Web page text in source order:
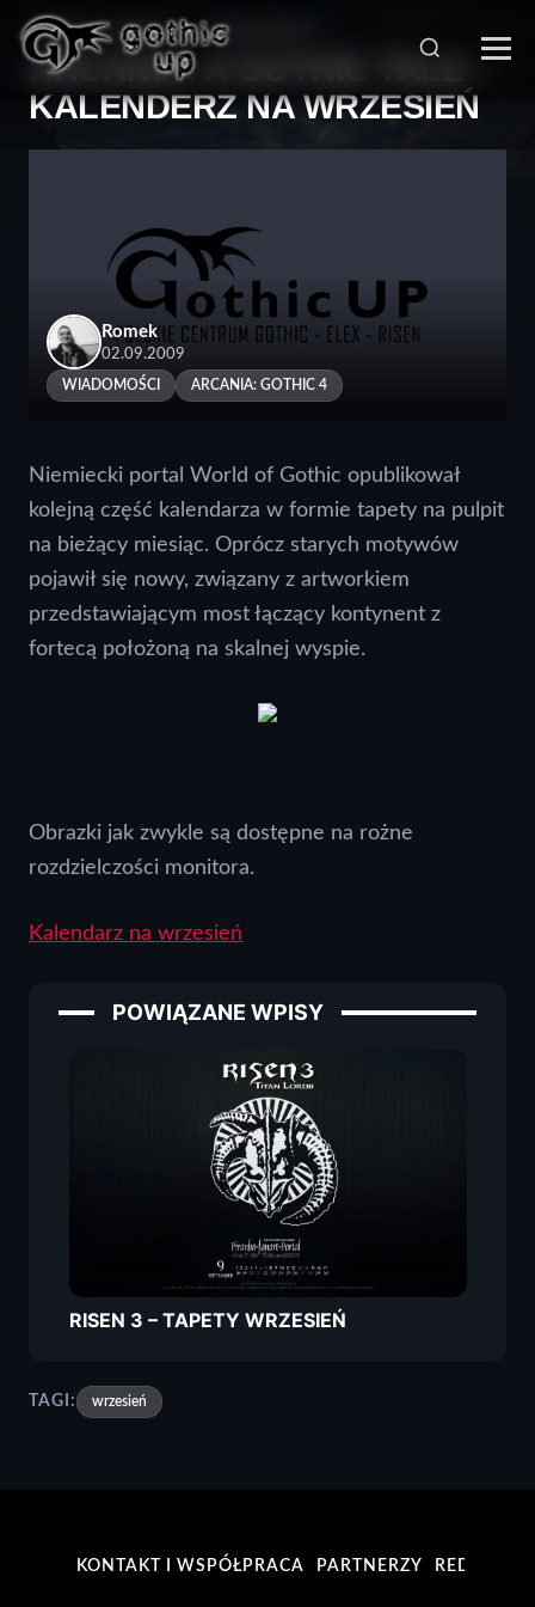
STRONA GŁÓWNA > WIADOMOŚCI
ARCANIA: A GOTHIC TALE –
KALENDERZ NA WRZESIEŃ
Romek
02.09.2009
WIADOMOŚCI ARCANIA: GOTHIC 4
Niemiecki portal World of Gothic opublikował
kolejną część kalendarza w formie tapety na pulpit
na bieżący miesiąc. Oprócz starych motywów
pojawił się nowy, związany z artworkiem
przedstawiającym most łączący kontynent z
fortecą położoną na skalnej wyspie.
Obrazki jak zwykle są dostępne na rożne
rozdzielczości monitora.
Kalendarz na wrzesień
POWIĄZANE WPISY
RISEN 3 – TAPETY WRZESIEŃ
TAGI: wrzesień
KONTAKT I WSPÓŁPRACA PARTNERZY REDAKCJA